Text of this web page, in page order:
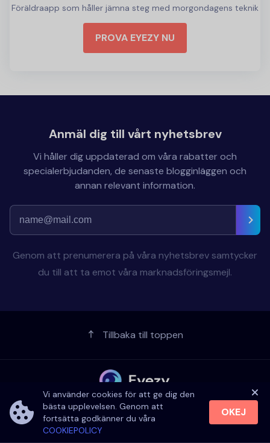
Föräldraapp som håller jämna steg med morgondagens teknik
PROVA EYEZY NU
Anmäl dig till vårt nyhetsbrev
Vi håller dig uppdaterad om våra rabatter och
specialerbjudanden, de senaste blogginläggen och
annan relevant information.
Genom att prenumerera på våra nyhetsbrev samtycker
du till att ta emot våra marknadsföringsmejl.
Tillbaka till toppen
Vi använder cookies för att ge dig den
bästa upplevelsen. Genom att
fortsätta godkänner du våra
COOKIEPOLICY
OKEJ
Den mest kraftfulla appen för
telefonövervakning